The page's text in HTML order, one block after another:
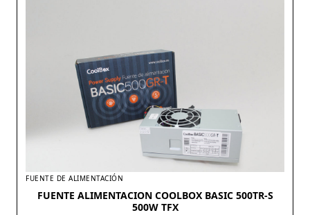
FUENTE DE ALIMENTACIÓN
FUENTE ALIMENTACION COOLBOX BASIC 500TR-S
500W TFX